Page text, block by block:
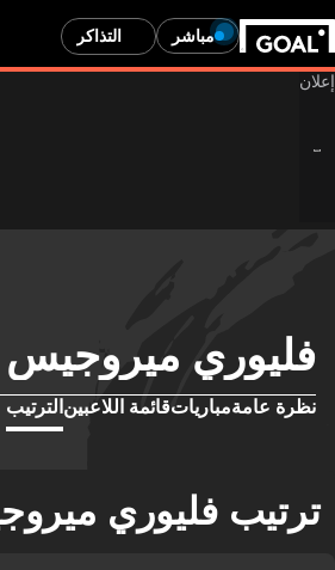
مباشر التذاكر
فليوري
نظرة عامةمبارياتقائمة اللاعبين الترتيب
ترتيب فليوري